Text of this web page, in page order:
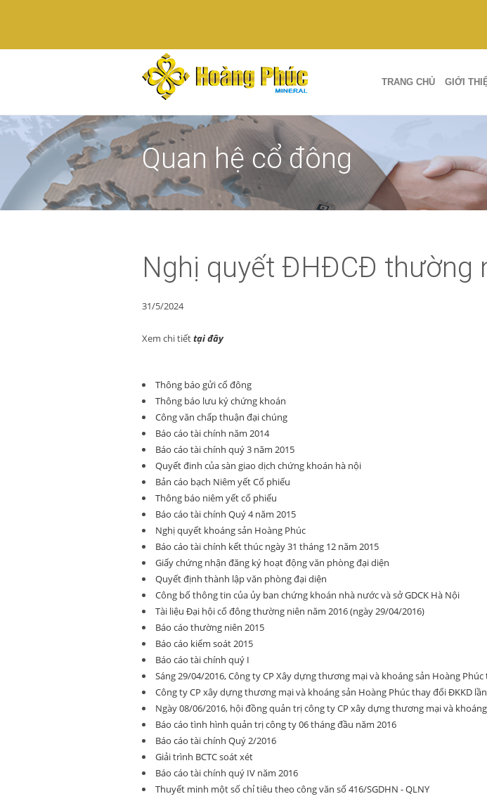
TRANG CHỦ GIỚI
Quan hệ cổ đông
Nghị quyết ĐHĐCĐ thường
31/5/2024
Xem chi tiếttại đây
Thông báo gửi cổ đông
Thông báo lưu ký chứng khoán
Công văn chấp thuận đại chúng
Báo cáo tài chính năm 2014
Báo cáo tài chính quý 3 năm 2015
Quyết đinh của sàn giao dịch chứng khoán hà nội
Bản cáo bạch Niêm yết Cổ phiếu
Thông báo niêm yết cổ phiếu
Báo cáo tài chính Quý 4 năm 2015
Nghị quyết khoáng sản Hoàng Phúc
Báo cáo tài chính kết thúc ngày 31 tháng 12 năm 2015
Giấy chứng nhận đăng ký hoạt động văn phòng đại diện
Quyết định thành lập văn phòng đại diện
Công bố thông tin của ủy ban chứng khoán nhà nước và sở GDCK Hà Nội
Tài liệu Đại hội cổ đông thường niên năm 2016 (ngày 29/04/2016)
Báo cáo thường niên 2015
Báo cáo kiểm soát 2015
Báo cáo tài chính quý I
Sáng 29/04/2016, Công ty CP Xây dựng thương mại và khoáng sản Hoàng
Công ty CP xây dựng thương mại và khoáng sản Hoàng Phúc thay đổi ĐKKD
Ngày 08/06/2016, hội đồng quản trị công ty CP xây dựng thương mại và
Báo cáo tình hình quản trị công ty 06 tháng đầu năm 2016
Báo cáo tài chính Quý 2/2016
Giải trình BCTC soát xét
Báo cáo tài chính quý IV năm 2016
Thuyết minh một số chỉ tiêu theo công văn số 416/SGDHN - QLNY